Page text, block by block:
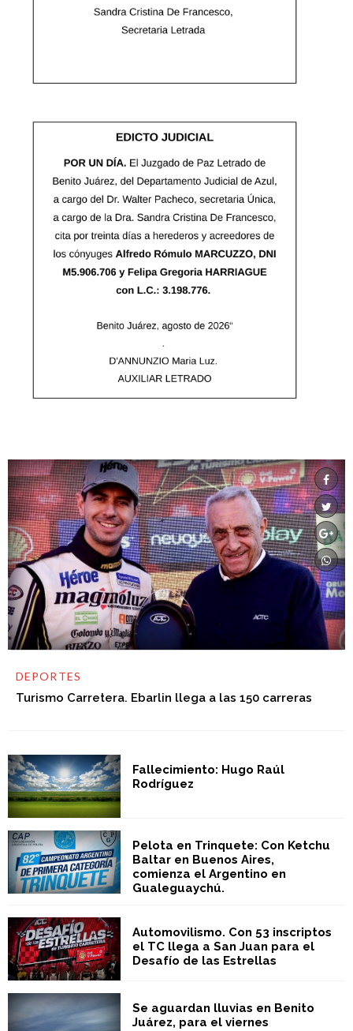
DEPORTES
Turismo Carretera. Ebarlin llega a las 150 carreras
Fallecimiento: Hugo Raúl
Rodríguez
Pelota en Trinquete: Con Ketchu
Baltar en Buenos Aires,
comienza el Argentino en
Gualeguaychú.
Automovilismo. Con 53 inscriptos
el TC llega a San Juan para el
Desafío de las Estrellas
Se aguardan lluvias en Benito
Juárez, para el viernes